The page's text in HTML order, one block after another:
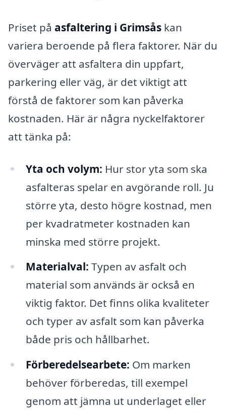
Priset på asfaltering i Grimsås kan
variera beroende på flera faktorer. När du
överväger att asfaltera din uppfart,
parkering eller väg, är det viktigt att
förstå de faktorer som kan påverka
kostnaden. Här är några nyckelfaktorer
att tänka på:
Yta och volym: Hur stor yta som ska
asfalteras spelar en avgörande roll. Ju
större yta, desto högre kostnad, men
per kvadratmeter kostnaden kan
minska med större projekt.
Materialval: Typen av asfalt och
material som används är också en
viktig faktor. Det finns olika kvaliteter
och typer av asfalt som kan påverka
både pris och hållbarhet.
Förberedelsearbete: Om marken
behöver förberedas, till exempel
genom att jämna ut underlaget eller